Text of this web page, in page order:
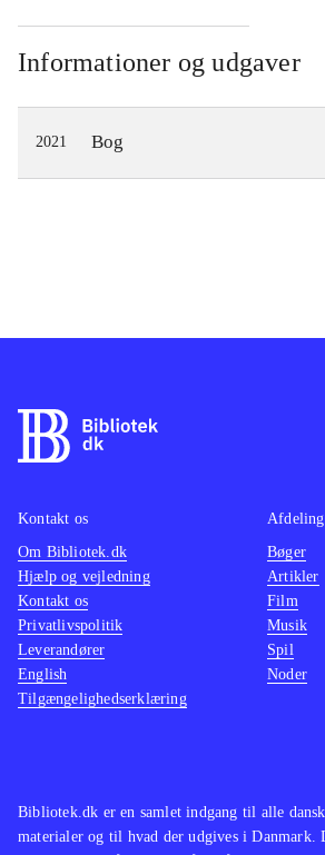
Informationer og udgaver
2021 Bog
Bibliotek.dk er en samlet indgang til alle
materialer og til hvad der udgives i Danmark.
Kontakt os
Om Bibliotek.dk
Hjælp og vejledning
Kontakt os
Privatlivspolitik
Leverandører
English
Tilgængelighedserklæring
Bøger
Artikler
Film
Musik
Spil
Noder